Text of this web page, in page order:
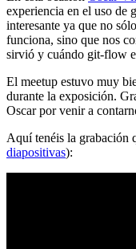
experiencia en el uso de
interesante ya que no
funciona, sino que nos
sirvió y cuándo git-flow
El meetup estuvo muy
durante la exposición.
Oscar por venir a
Aquí tenéis la grabación
diapositivas):